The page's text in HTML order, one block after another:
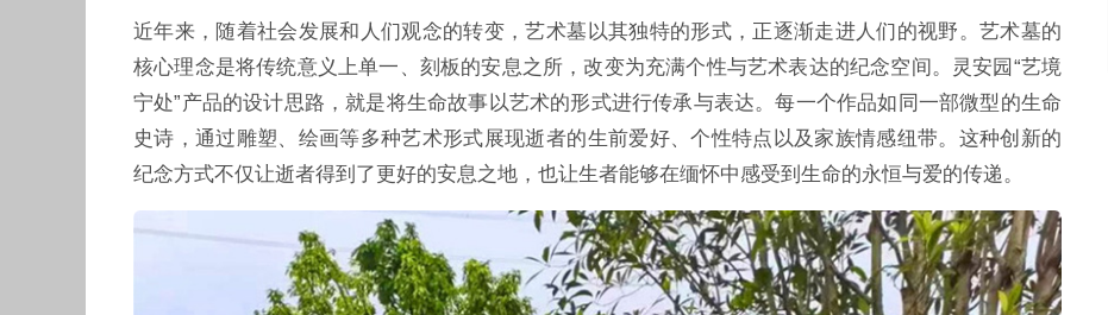
近年来，随着社会发展和人们观念的转变，艺术墓以其独特的形式，正逐渐走进人们的视野。艺术墓的
核心理念是将传统意义上单一、刻板的安息之所，改变为充满个性与艺术表达的纪念空间。灵安园“艺境
宁处”产品的设计思路，就是将生命故事以艺术的形式进行传承与表达。每一个作品如同一部微型的生命
史诗，通过雕塑、绘画等多种艺术形式展现逝者的生前爱好、个性特点以及家族情感纽带。这种创新的
纪念方式不仅让逝者得到了更好的安息之地，也让生者能够在缅怀中感受到生命的永恒与爱的传递。